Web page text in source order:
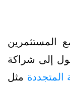
المستثمرين
إلى شراكة
المتجددة مثل